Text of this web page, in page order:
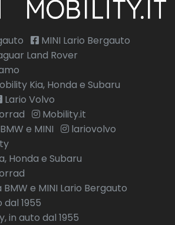
MINI Lario Bergauto
Land Rover
Kia, Honda e Subaru
Lario Volvo
Mobility.it
e MINI
lariovolvo
Honda e Subaru
e MINI Lario Bergauto
1955
in auto dal 1955